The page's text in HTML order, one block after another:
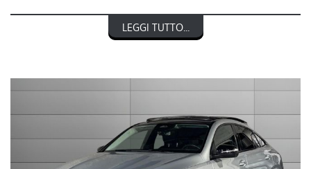
MERCEDES-BENZ CLASSE GLE 350 de hybrid EQ 4Matic Coupé
nel prezzo è escluso il passaggio di proprietà
OFFERTA VALIDA CON PROMO STEFAUTO (GETTONE
FINANZIAMENTO € 3.000)
LA INVITIAMO A SPECIFICARE:
LEGGI TUTTO...